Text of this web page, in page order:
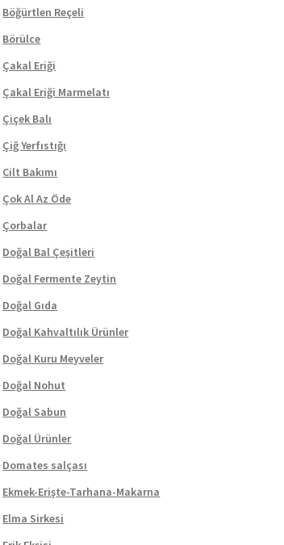
Böğürtlen Reçeli
Börülce
Çakal Eriği
Çakal Eriği Marmelatı
Çiçek Balı
Çiğ Yerfıstığı
Cilt Bakımı
Çok Al Az Öde
Çorbalar
Doğal Bal Çeşitleri
Doğal Fermente Zeytin
Doğal Gıda
Doğal Kahvaltılık Ürünler
Doğal Kuru Meyveler
Doğal Nohut
Doğal Sabun
Doğal Ürünler
Domates salçası
Ekmek-Erişte-Tarhana-Makarna
Elma Sirkesi